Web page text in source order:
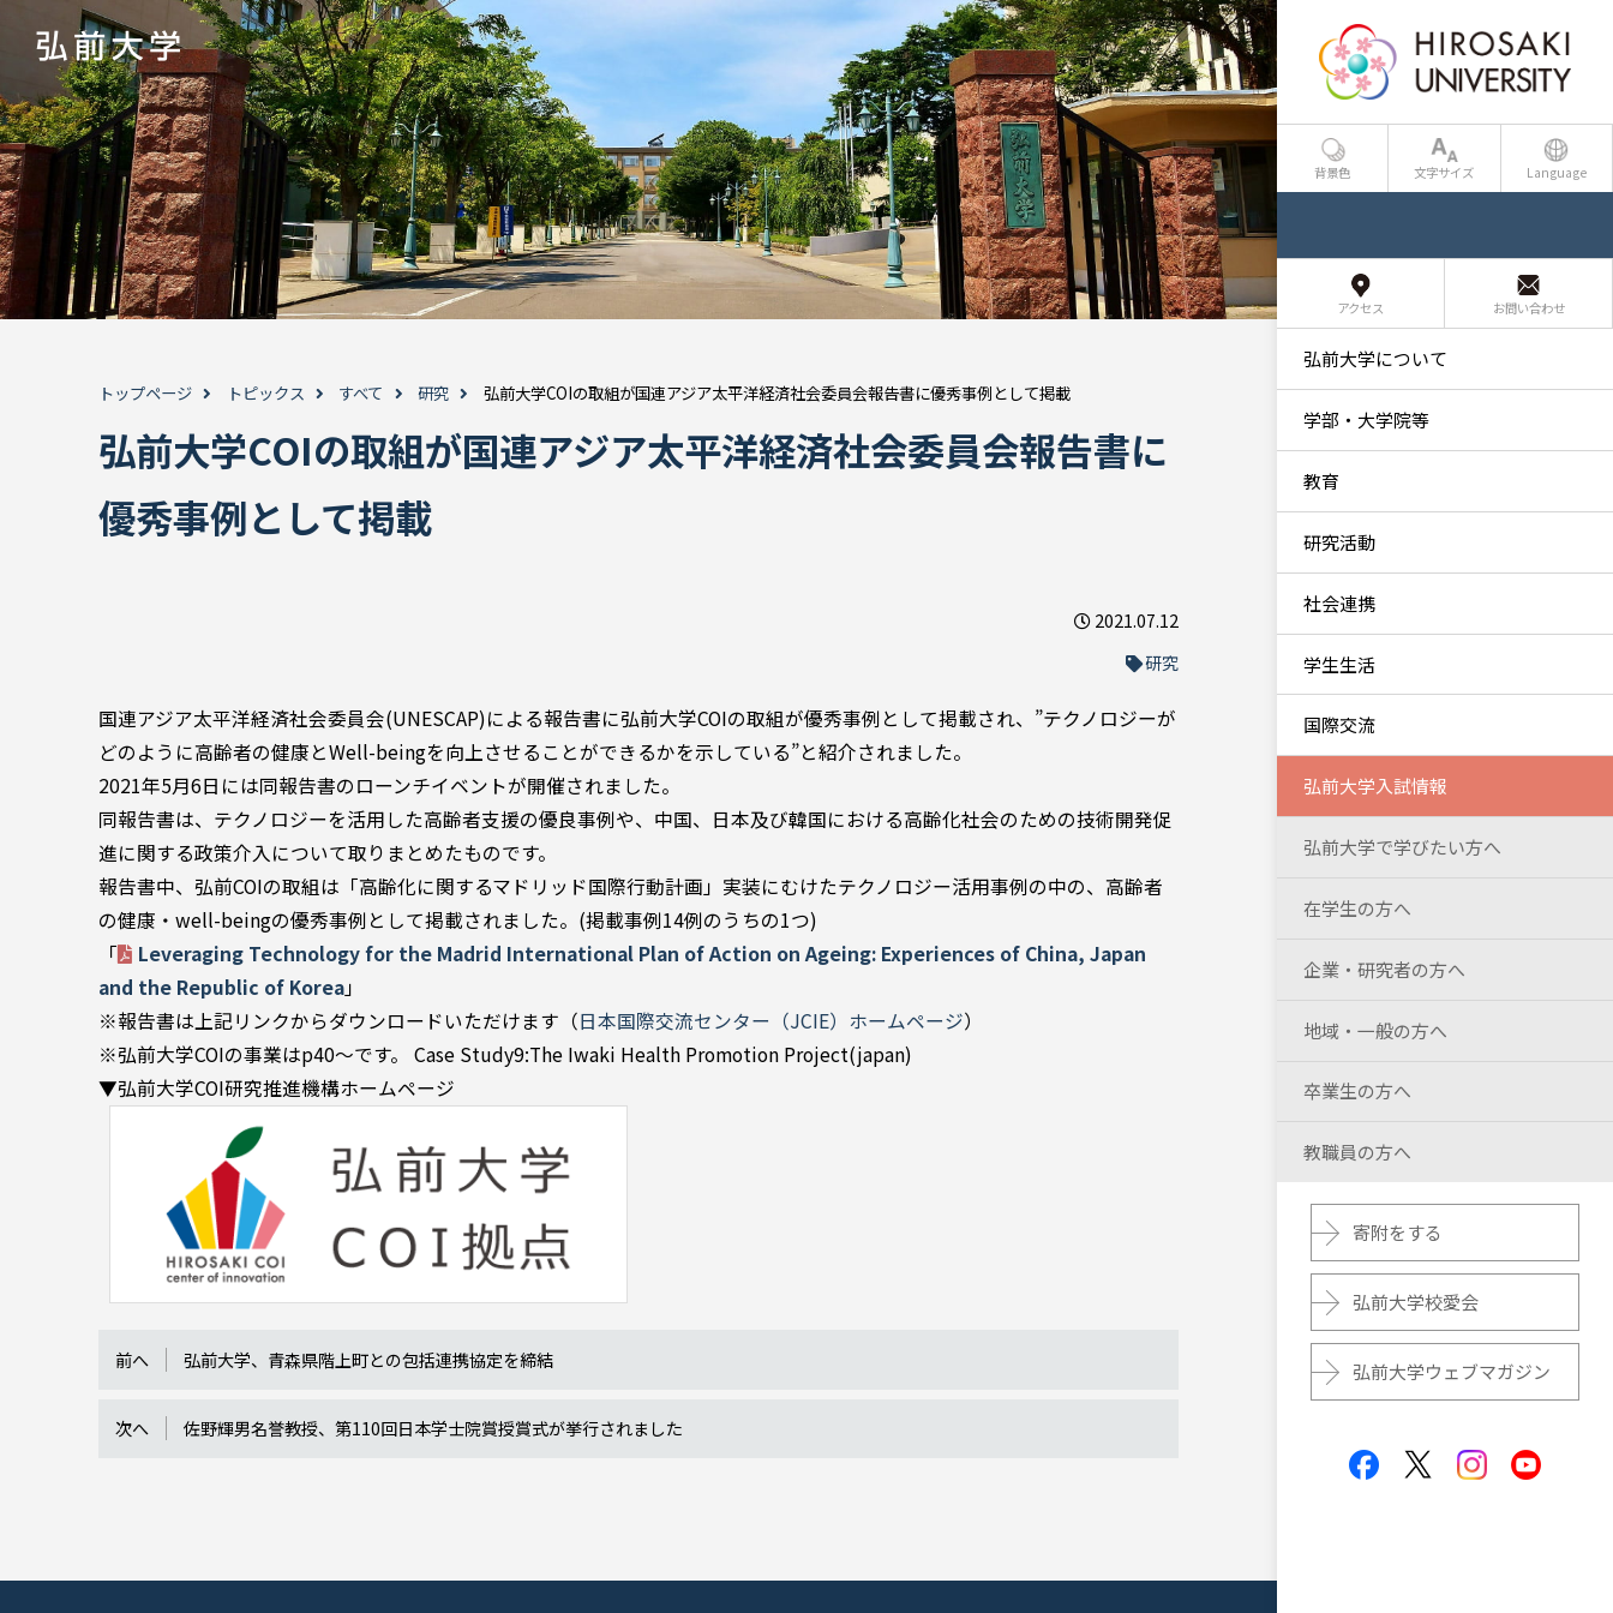
トップページ トピックス すべて 研究 弘前大学COIの取組が国連アジア太平洋経済社会委員会報告書に優秀事例として掲載
弘前大学COIの取組が国連アジア太平洋経済社会委員会報告書に
優秀事例として掲載
2021.07.12
研究
国連アジア太平洋経済社会委員会(UNESCAP)による報告書に弘前大学COIの取組が優秀事例として掲載され、”テクノロジーが
どのように高齢者の健康とWell-beingを向上させることができるかを示している”と紹介されました。
2021年5月6日には同報告書のローンチイベントが開催されました。
同報告書は、テクノロジーを活用した高齢者支援の優良事例や、中国、日本及び韓国における高齢化社会のための技術開発促
進に関する政策介入について取りまとめたものです。
報告書中、弘前COIの取組は「高齢化に関するマドリッド国際行動計画」実装にむけたテクノロジー活用事例の中の、高齢者
の健康・well-beingの優秀事例として掲載されました。(掲載事例14例のうちの1つ)
「
Leveraging Technology for the Madrid International Plan of Action on Ageing: Experiences of China, Japan
and the Republic of Korea」
※報告書は上記リンクからダウンロードいただけます（日本国際交流センター（JCIE）ホームページ）
※弘前大学COIの事業はp40～です。 Case Study9:The Iwaki Health Promotion Project(japan)
▼弘前大学COI研究推進機構ホームページ
前へ 弘前大学、青森県階上町との包括連携協定を締結
次へ 佐野輝男名誉教授、第110回日本学士院賞授賞式が挙行されました
背景色 文字サイズ Language
アクセス お問い合わせ
弘前大学について
学部・大学院等
教育
研究活動
社会連携
学生生活
国際交流
弘前大学入試情報
弘前大学で学びたい方へ
在学生の方へ
企業・研究者の方へ
地域・一般の方へ
卒業生の方へ
教職員の方へ
寄附をする
弘前大学校愛会
弘前大学ウェブマガジン